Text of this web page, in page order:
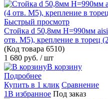
Быстрый просмотр
Стойка d 50,8мм H=990мм
отв. М5), крепление в торец
(Код товара 6510)
1 680 руб. / шт
В корзину
Подробнее
Купить в 1 клик Сравнение
1В избранное Под заказ